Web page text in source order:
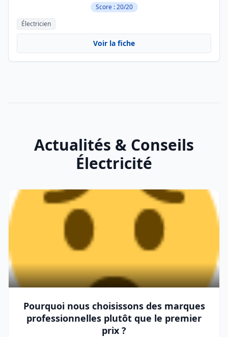
Score : 20/20
Électricien
Voir la fiche
Actualités & Conseils
Électricité
Pourquoi nous choisissons des marques
professionnelles plutôt que le premier
prix ?